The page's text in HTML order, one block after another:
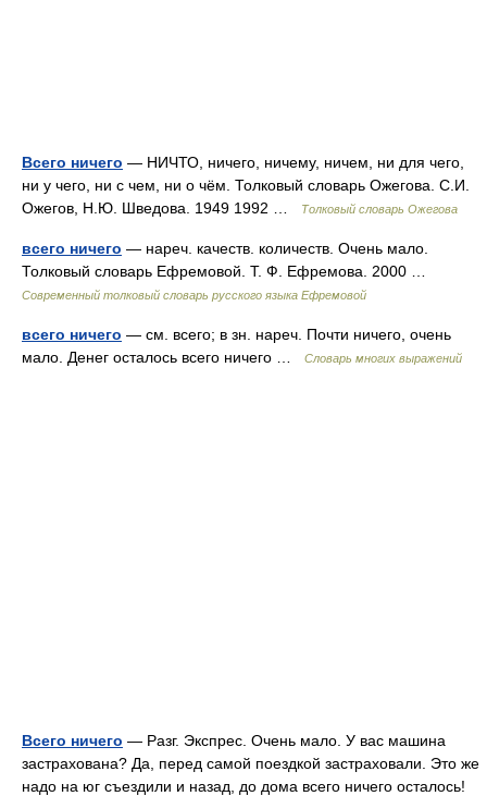
Всего ничего — НИЧТО, ничего, ничему, ничем, ни для чего,
ни у чего, ни с чем, ни о чём. Толковый словарь Ожегова. С.И.
Ожегов, Н.Ю. Шведова. 1949 1992 …
Толковый словарь Ожегова
всего ничего — нареч. качеств. количеств. Очень мало.
Толковый словарь Ефремовой. Т. Ф. Ефремова. 2000 …
Современный толковый словарь русского языка Ефремовой
всего ничего — см. всего; в зн. нареч. Почти ничего, очень
мало. Денег осталось всего ничего …
Словарь многих выражений
Всего ничего — Разг. Экспрес. Очень мало. У вас машина
застрахована? Да, перед самой поездкой застраховали. Это же
надо на юг съездили и назад, до дома всего ничего осталось!